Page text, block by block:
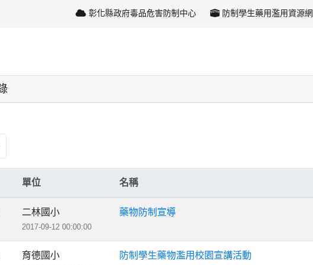
彰化縣政府毒品危害防制中心 防制學生藥用濫用資源網
單位 名稱
二林國小
2017-09-12 00:00:00
藥物防制宣導
育德國小 防制學生藥物濫用校園宣講活動